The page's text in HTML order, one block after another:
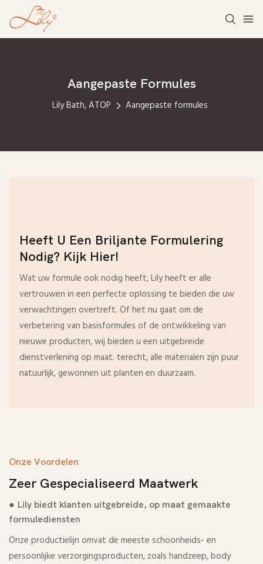
Aangepaste Formules
Lily Bath, ATOP Aangepaste formules
Heeft U Een Briljante Formulering
Nodig? Kijk Hier!
Wat uw formule ook nodig heeft, Lily heeft er alle
vertrouwen in een perfecte oplossing te bieden die uw
verwachtingen overtreft. Of het nu gaat om de
verbetering van basisformules of de ontwikkeling van
nieuwe producten, wij bieden u een uitgebreide
dienstverlening op maat. terecht, alle materialen zijn puur
natuurlijk, gewonnen uit planten en duurzaam.
Onze Voordelen
Zeer Gespecialiseerd Maatwerk
● Lily biedt klanten uitgebreide, op maat gemaakte
formulediensten
Onze productielijn omvat de meeste schoonheids- en
persoonlijke verzorgingsproducten, zoals handzeep, body